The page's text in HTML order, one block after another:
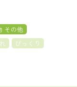
その他
びっくり